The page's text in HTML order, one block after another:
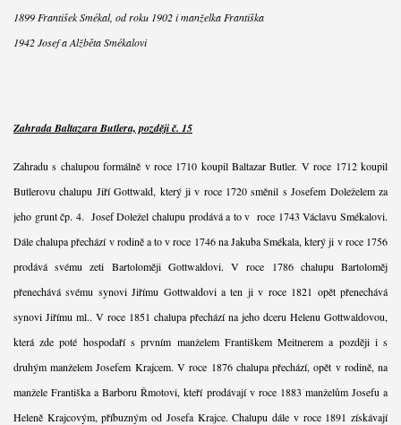
1899 František Smékal, od roku 1902 i manželka Františka
1942 Josef a Alžběta Smékalovi
Zahrada Baltazara Butlera, později č. 15
Zahradu s chalupou formálně v roce 1710 koupil Baltazar Butler. V roce 1712 koupil
Butlerovu chalupu Jiří Gottwald, který ji v roce 1720 směnil s Josefem Doleželem za
jeho grunt čp. 4. Josef Doležel chalupu prodává a to v roce 1743 Václavu Smékalovi.
Dále chalupa přechází v rodině a to v roce 1746 na Jakuba Smékala, který ji v roce 1756
prodává svému zeti Bartoloměji Gottwaldovi. V roce 1786 chalupu Bartoloměj
přenechává svému synovi Jiřímu Gottwaldovi a ten ji v roce 1821 opět přenechává
synovi Jiřímu ml.. V roce 1851 chalupa přechází na jeho dceru Helenu Gottwaldovou,
která zde poté hospodaří s prvním manželem Františkem Meitnerem a později i s
druhým manželem Josefem Krajcem. V roce 1876 chalupa přechází, opět v rodině, na
manžele Františka a Barboru Řmotovi, kteří prodávají v roce 1883 manželům Josefu a
Heleně Krajcovým, příbuzným od Josefa Krajce. Chalupu dále v roce 1891 získávají